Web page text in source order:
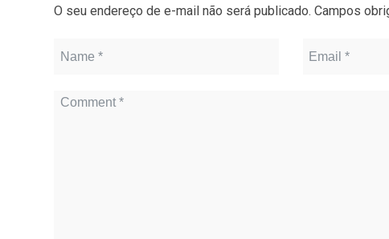
O seu endereço de e-mail não será publicado. Campos